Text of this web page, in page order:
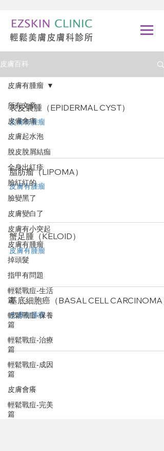
皮膚百科
所有文章
皮膚會痛
皮膚起水泡
脫皮脫屑結痂
全身出紅疹
臉紅紅的
臉變黑了
皮膚變白了
皮膚有小突起
皮膚有腫瘤
掉頭髮
指甲有問題
輕鬆戰痘-生活
篇
輕鬆戰痘-保養
篇
輕鬆戰痘-治療
篇
輕鬆戰痘-成因
篇
皮膚會癢
輕鬆戰痘-完美
篇
皮膚有腫瘤
表皮囊腫（EPIDERMAL CYST）
皮膚有腫瘤
脂肪瘤（LIPOMA）
皮膚有腫瘤
蟹足腫（KELOID）
皮膚有腫瘤
基底細胞癌（BASAL CELL CARCINOMA
皮膚有腫瘤